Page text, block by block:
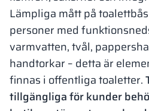
Lämpliga mått på
personer med
varmvatten, tvål,
handtorkar – detta är
finnas i offentliga toaletter.
tillgängliga för kunder